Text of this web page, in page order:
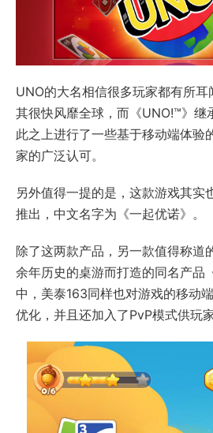
UNO的大名相信很多玩家都有所
其很快风靡全球，而《UNO!™》继
此之上进行了一些基于移动端体验
家的广泛认可。
另外值得一提的是，这款游戏其实
推出，中文名字为《一起优诺》。
除了这两款产品，另一款值得称道
余年历史的桌游而打造的同名产品
中，美泰163同样也对游戏的移动
优化，并且还加入了PvP模式供玩家